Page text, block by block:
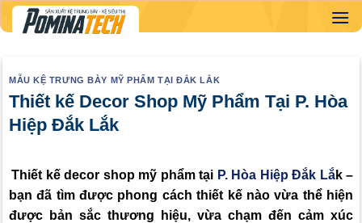
Skip
to
MẪU KỆ TRƯNG BÀY MỸ PHẨM TẠI ĐẮK LẮK
Thiết kế Decor Shop Mỹ Phẩm Tại P. Hòa
Hiệp Đắk Lắk
Thiết kế decor shop mỹ phẩm tại P. Hòa Hiệp Đắk Lắk –
bạn đã tìm được phong cách thiết kế nào vừa thể hiện
được bản sắc thương hiệu, vừa chạm đến cảm xúc